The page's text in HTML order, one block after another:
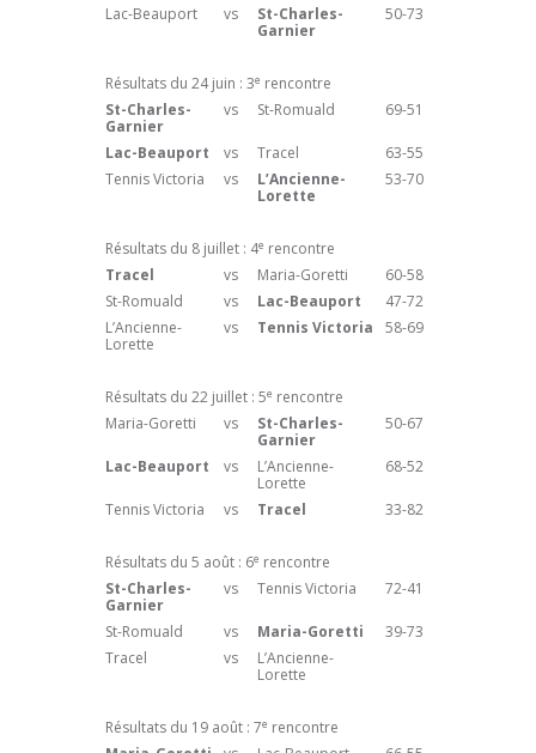
Lac-Beauport
vs
St-Charles-
Garnier
50-73
Résultats du 24 juin : 3e rencontre
St-Charles-
Garnier
vs St-Romuald 69-51
Lac-Beauport vs Tracel
63-55
Tennis Victoria
vs
L’Ancienne-
Lorette
53-70
Résultats du 8 juillet : 4e rencontre
Tracel
vs Maria-Goretti
60-58
St-Romuald
vs Lac-Beauport
47-72
L’Ancienne-
Lorette
vs Tennis Victoria 58-69
Résultats du 22 juillet : 5e rencontre
Maria-Goretti
vs
St-Charles-
Garnier
50-67
Lac-Beauport vs
L’Ancienne-
Lorette
68-52
Tennis Victoria vs Tracel 33-82
Résultats du 5 août : 6e rencontre
St-Charles-
Garnier
vs Tennis Victoria 72-41
St-Romuald vs Maria-Goretti
39-73
Tracel
vs
L’Ancienne-
Lorette
Résultats du 19 août : 7e rencontre